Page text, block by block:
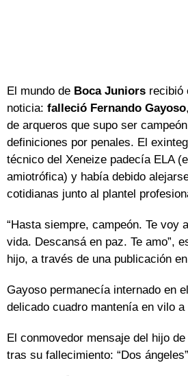
El mundo de Boca Juniors recibió
noticia: falleció Fernando Gayoso
de arqueros que supo ser
definiciones por penales. El
técnico del Xeneize padecía ELA
amiotrófica) y había debido
cotidianas junto al plantel
“Hasta siempre, campeón. Te voy
vida. Descansá en paz. Te amo”,
hijo, a través de una publicación
Gayoso permanecía internado en
delicado cuadro mantenía en vilo
El conmovedor mensaje del hijo
tras su fallecimiento: “Dos